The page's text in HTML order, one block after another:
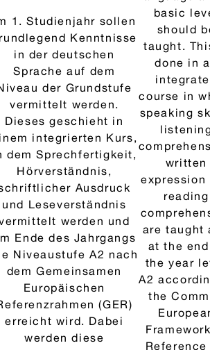
Hörverständnis,
schriftlicher Ausdruck
und Leseverständnis
vermittelt werden und
Ende des Jahrgangs
Niveaustufe A2 nach
dem Gemeinsamen
Europäischen
(GER)
erreicht wird. Dabei
werden diese
anhand von
vermittelt,
die darüber hinaus
aktuelle Themen aus
dem Bereich Kultur und
Gesellschaft der
deutschsprachigen
Länder ansprechen.
written
expression
reading
are taught
at the
the year
A2
the
(CEFR)
reached.
skills
taught
materials
also
current
in the